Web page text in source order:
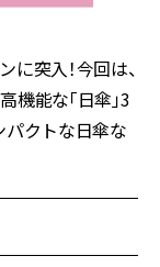
突入！今回は、
能な「日傘」3
パクトな日傘な